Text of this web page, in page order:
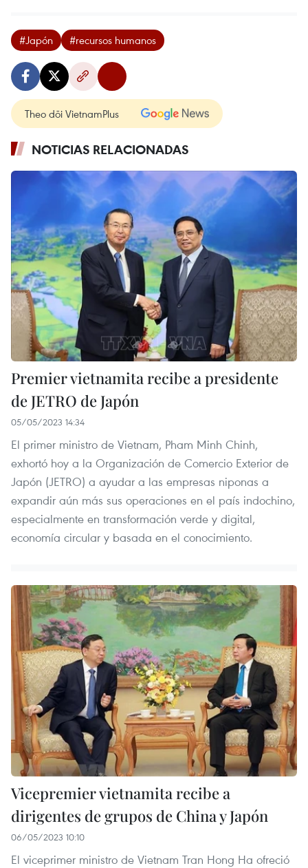
#Japón #recursos humanos
Theo dõi VietnamPlus
NOTICIAS RELACIONADAS
Premier vietnamita recibe a presidente
de JETRO de Japón
05/05/2023 14:34
El primer ministro de Vietnam, Pham Minh Chinh,
exhortó hoy a la Organización de Comercio Exterior de
Japón (JETRO) a ayudar a las empresas niponas a
expandir aún más sus operaciones en el país indochino,
especialmente en transformación verde y digital,
economía circular y basada en el conocimiento.
Vicepremier vietnamita recibe a
dirigentes de grupos de China y Japón
06/05/2023 10:10
El viceprimer ministro de Vietnam Tran Hong Ha ofreció